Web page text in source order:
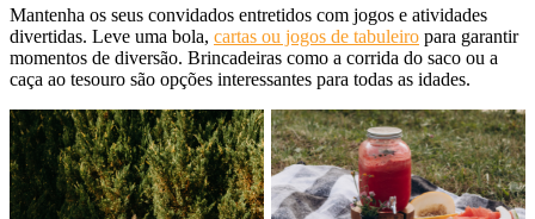
Mantenha os seus convidados entretidos com jogos e atividades
divertidas. Leve uma bola, cartas ou jogos de tabuleiro para garantir
momentos de diversão. Brincadeiras como a corrida do saco ou a
caça ao tesouro são opções interessantes para todas as idades.